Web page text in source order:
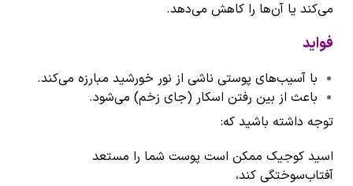
می‌کند یا آن‌ها را کاهش می‌دهد.
فواید
با آسیب‌های پوستی ناشی از نور خورشید مبارزه می‌کند.
باعث از بین رفتن اسکار (جای زخم) می‌شود.
توجه داشته باشید که:
اسید کوجیک ممکن است پوست شما را مستعد
آفتاب‌سوختگی کند،